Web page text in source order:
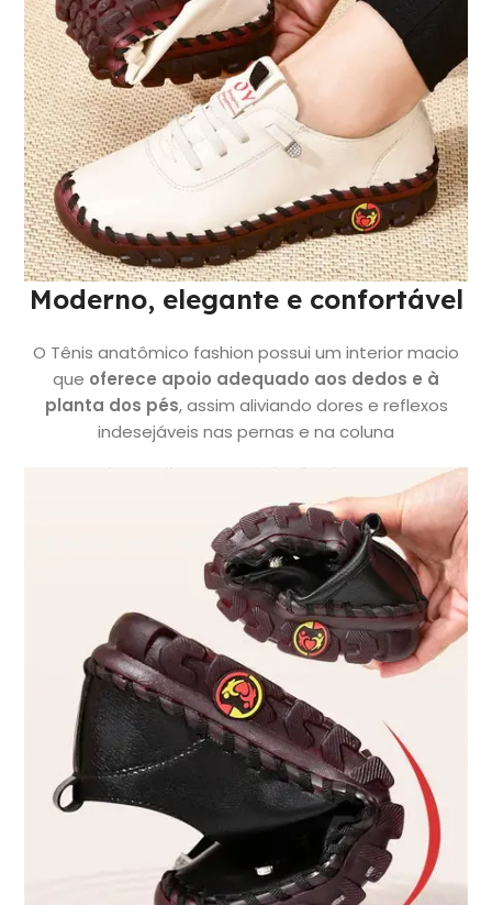
Moderno, elegante e confortável
O Tênis anatômico fashion possui um interior macio
que oferece apoio adequado aos dedos e à
planta dos pés, assim aliviando dores e reflexos
indesejáveis nas pernas e na coluna